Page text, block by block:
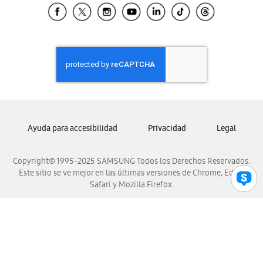
Samsung El Salvador
Samsung Honduras
Samsung Nicaragua
Samsung Panamá
Samsung Venezuela
Copyright© 1995-2025 SAMSUNG Todos los Derechos Reservados.
Este sitio se ve mejor en las últimas versiones de Chrome, Edge,
Safari y Mozilla Firefox.
Ayuda para accesibilidad Privacidad Legal